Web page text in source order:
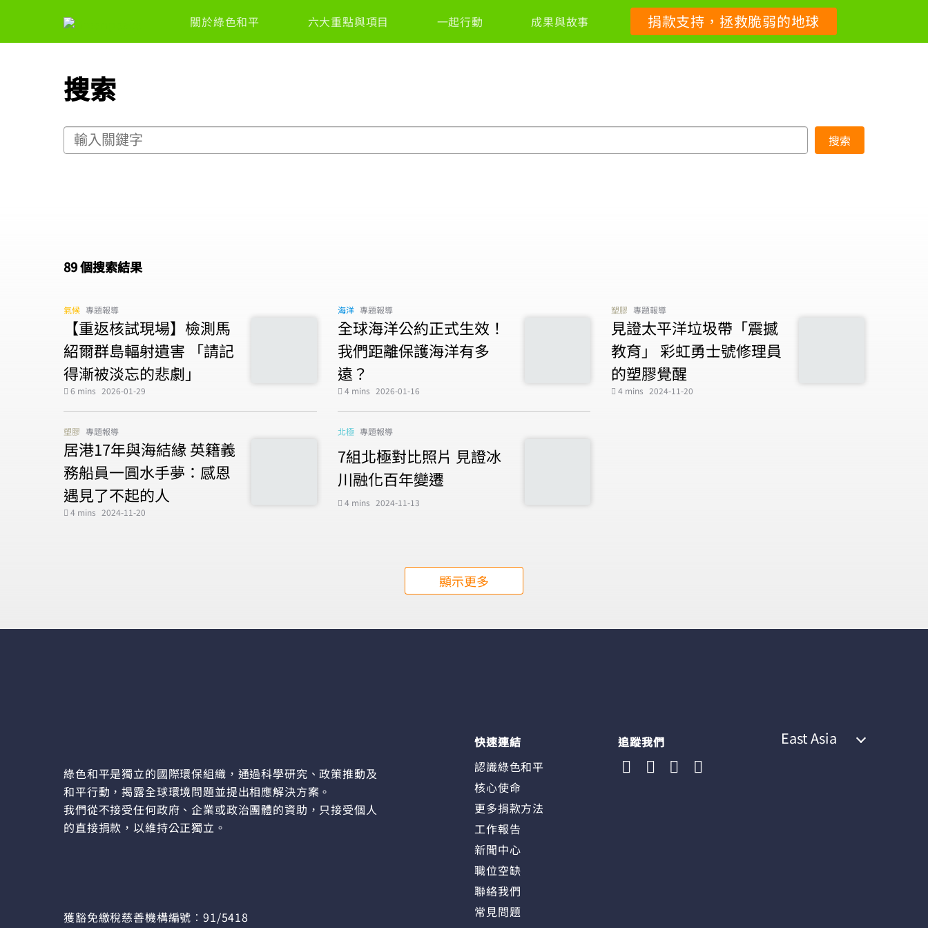
關於綠色和平 六大重點與項目 一起行動 成果與故事 捐款支持，拯救脆弱的地球
搜索
搜索
89 個搜索結果
氣候 專題報導
【重返核試現場】檢測馬
紹爾群島輻射遺害 「請記
得漸被淡忘的悲劇」
6 mins 2026-01-29
海洋 專題報導
全球海洋公約正式生效！
我們距離保護海洋有多
遠？
4 mins 2026-01-16
塑膠 專題報導
見證太平洋垃圾帶「震撼
教育」 彩虹勇士號修理員
的塑膠覺醒
4 mins 2024-11-20
塑膠 專題報導
居港17年與海結緣 英籍義
務船員一圓水手夢：感恩
遇見了不起的人
4 mins 2024-11-20
北極 專題報導
7組北極對比照片 見證冰
川融化百年變遷
4 mins 2024-11-13
顯示更多
綠色和平是獨立的國際環保組織，通過科學研究、政策推動及
和平行動，揭露全球環境問題並提出相應解決方案。
我們從不接受任何政府、企業或政治團體的資助，只接受個人
的直接捐款，以維持公正獨立。
獲豁免繳稅慈善機構編號︰91/5418
快速連結
認識綠色和平
核心使命
更多捐款方法
工作報告
新聞中心
職位空缺
聯絡我們
常見問題
追蹤我們 East Asia